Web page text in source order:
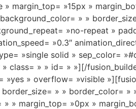
margin_top= »15px »
» »
»no-repeat »
»0.3″
»single solid » sep_color=
class= » » id= » »][/
» overflow= »visible
» » border_color=
» margin_top= »0px »